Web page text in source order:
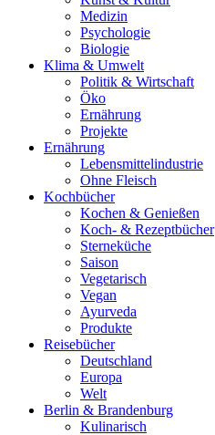
Medizin
Psychologie
Biologie
Klima & Umwelt
Politik & Wirtschaft
Öko
Ernährung
Projekte
Ernährung
Lebensmittelindustrie
Ohne Fleisch
Kochbücher
Kochen & Genießen
Koch- & Rezeptbücher
Sterneküche
Saison
Vegetarisch
Vegan
Ayurveda
Produkte
Reisebücher
Deutschland
Europa
Welt
Berlin & Brandenburg
Kulinarisch